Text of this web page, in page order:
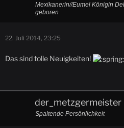
Mexikanerin//Eumel Königin
geboren
22. Juli 2014, 23:25
Das sind tolle Neuigkeiten!
der_metzgermeister
Spaltende Persönlichkeit